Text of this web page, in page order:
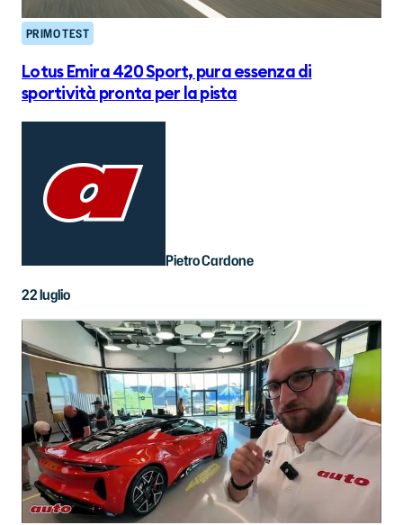
PRIMO TEST
Lotus Emira 420 Sport, pura essenza di
sportività pronta per la pista
Pietro Cardone
22 luglio